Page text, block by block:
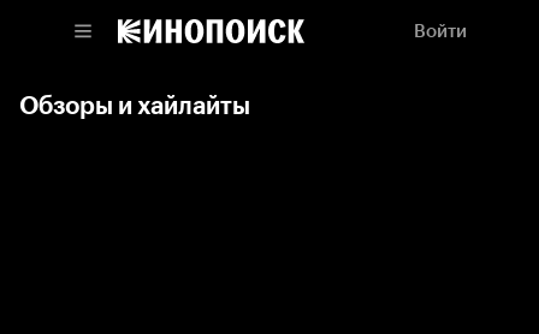
Войти
Обзоры и хайлайты